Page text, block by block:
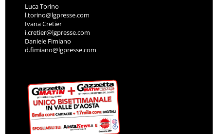
Luca Torino
l.torino@lgpresse.com
Ivana Cretier
i.cretier@lgpresse.com
Daniele Fimiano
d.fimiano@lgpresse.com